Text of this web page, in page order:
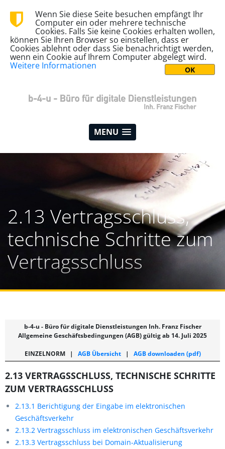
Wenn Sie diese Seite besuchen empfängt Ihr
Computer ein oder mehrere technische
Cookies. Falls Sie keine Cookies erhalten wollen,
können Sie Ihren Browser so einstellen, dass er
Cookies ablehnt oder dass Sie benachrichtigt werden,
wenn ein Cookie auf Ihrem Computer abgelegt wird.
Weitere Informationen
MENU
2.13 Vertragsschluss,
technische Schritte zum
Vertragsschluss
b-4-u - Büro für digitale Dienstleistungen Inh. Franz Fischer
Allgemeine Geschäftsbedingungen (AGB) gültig ab 14. Juli 2025
EINZELNORM| AGB Übersicht| AGB downloaden (pdf)
2.13 VERTRAGSSCHLUSS, TECHNISCHE SCHRITTE
ZUM VERTRAGSSCHLUSS
2.13.1 Berichtigung der Eingabe im elektronischen
Geschäftsverkehr
2.13.2 Vertragsschluss im elektronischen Geschäftsverkehr
2.13.3 Vertragsschluss bei Domain-Aktualisierung